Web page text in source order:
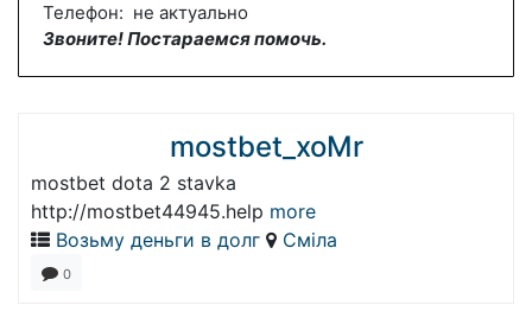
Телефон: не актуально
Звоните! Постараемся помочь.
mostbet_xoMr
mostbet dota 2 stavka
http://mostbet44945.help more
Возьму деньги в долг
Сміла
0